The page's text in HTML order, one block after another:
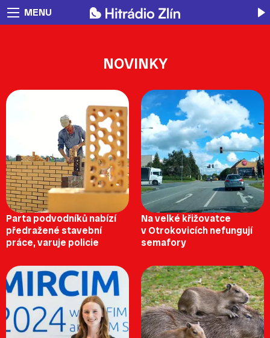
MENU
NOVINKY
Parta podvodníků nabízí
předražené stavební
práce, varuje policie
Na velké křižovatce
v Otrokovicích nefungují
semafory